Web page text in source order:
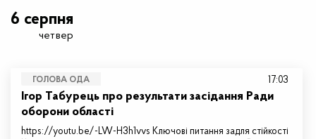
6 серпня
четвер
ГОЛОВА ОДА
Ігор Табурець про результати засідання Ради
оборони області
https://youtu.be/-LW-H3h1vvs Ключові питання задля стійкості
17:03